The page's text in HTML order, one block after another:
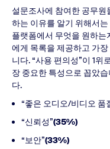
설문조사에 참여한 공무원
하는 이유를 알기 위해서
플랫폼에서 무엇을 원하
에게 목록을 제공하고 가
니다. “사용 편의성”이 1위
장 중요한 특성으로 꼽았
다.
“좋은 오디오/비디오 품
“신뢰성”(35%)
“보안”(33%)